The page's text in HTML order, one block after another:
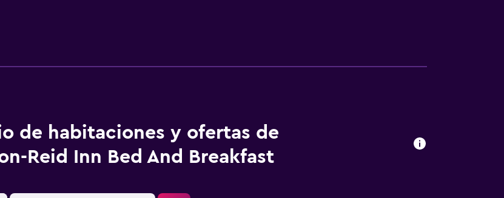
adicional y están vestidas con ropa de cama de alta calidad. Se ofrece frigorífico y
albornoces, zapatillas, artículos de higiene personal de diseño y artículos de higiene personal
de habitaciones y ofertas de
Reid Inn Bed And Breakfast